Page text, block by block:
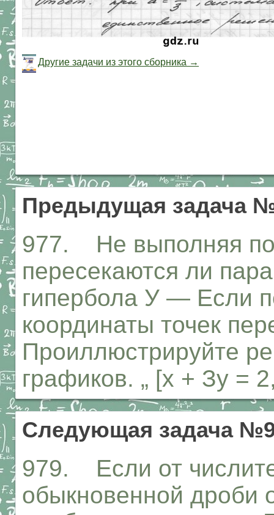
Другие задачи из этого сборника →
Предыдущая задача
977. Не выполняя
пересекаются ли
гипербола У — Если
координаты точек
Проиллюстрируйте
графиков. „ [х + Зу =
Следующая задача
979. Если от
обыкновенной дроби